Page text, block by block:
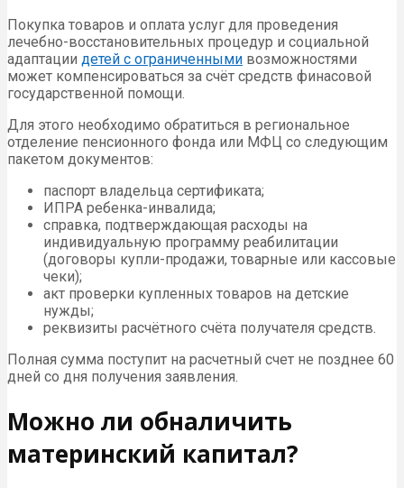
Покупка товаров и оплата услуг для проведения
лечебно-восстановительных процедур и социальной
адаптации детей с ограниченными возможностями
может компенсироваться за счёт средств финасовой
государственной помощи.
Для этого необходимо обратиться в региональное
отделение пенсионного фонда или МФЦ со следующим
пакетом документов:
паспорт владельца сертификата;
ИПРА ребенка-инвалида;
справка, подтверждающая расходы на
индивидуальную программу реабилитации
(договоры купли-продажи, товарные или кассовые
чеки);
акт проверки купленных товаров на детские
нужды;
реквизиты расчётного счёта получателя средств.
Полная сумма поступит на расчетный счет не позднее 60
дней со дня получения заявления.
Можно ли обналичить
материнский капитал?